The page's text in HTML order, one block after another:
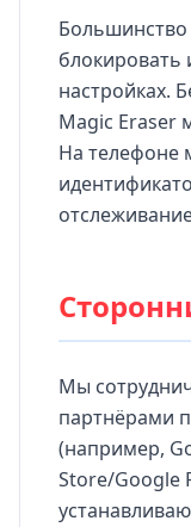
блокировать
настройках.
Magic Eraser
На телефоне
Мы
партнёрами
(например,
Store/Google